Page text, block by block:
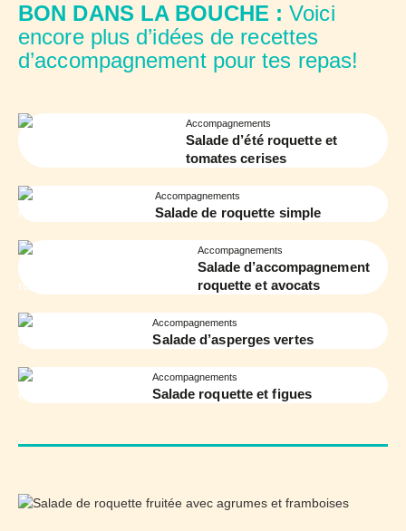
BON DANS LA BOUCHE : Voici
encore plus d’idées de recettes
d’accompagnement pour tes repas!
Accompagnements
Salade d’été roquette et
tomates cerises
Accompagnements
Salade de roquette simple
Accompagnements
Salade d’accompagnement
roquette et avocats
Accompagnements
Salade d’asperges vertes
Accompagnements
Salade roquette et figues